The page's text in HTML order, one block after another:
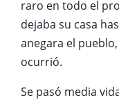
raro en todo el
dejaba su casa
anegara el
ocurrió.
Se pasó media